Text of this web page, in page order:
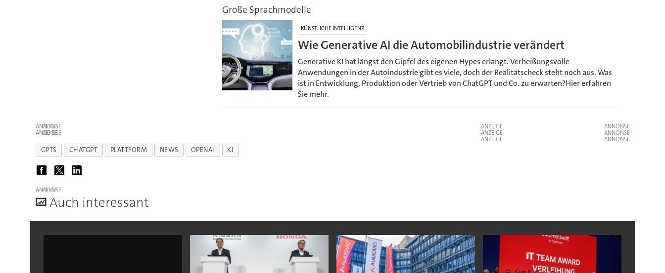
Große Sprachmodelle
KÜNSTLICHE INTELLIGENZ
Wie Generative AI die Automobilindustrie verändert
Generative KI hat längst den Gipfel des eigenen Hypes erlangt. Verheißungsvolle
Anwendungen in der Autoindustrie gibt es viele, doch der Realitätscheck steht noch aus. Was
ist in Entwicklung, Produktion oder Vertrieb von ChatGPT und Co. zu erwarten?Hier erfahren
Sie mehr.
ANZEIGE
ANZEIGE
ANZEIGE
ANZEIGE
ANZEIGE
GPTS CHATGPT PLATTFORM NEWS OPENAI KI
ANZEIGE
Auch interessant